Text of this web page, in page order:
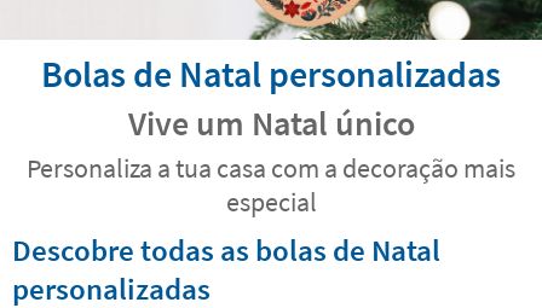
Bolas de Natal personalizadas
Vive um Natal único
Personaliza a tua casa com a decoração mais
especial
Descobre todas as bolas de Natal
personalizadas